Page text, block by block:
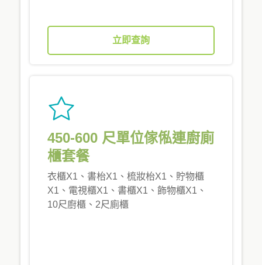
立即查詢
450-600 尺單位傢俬連廚廁
櫃套餐
衣櫃X1、書枱X1、梳妝枱X1、貯物櫃
X1、電視櫃X1、書櫃X1、飾物櫃X1、
10尺廚櫃、2尺廁櫃